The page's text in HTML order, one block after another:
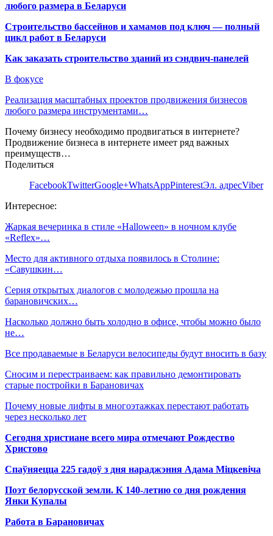
любого размера в Беларуси
Строительство бассейнов и хамамов под ключ — полный
цикл работ в Беларуси
Как заказать строительство зданий из сэндвич-панелей
В фокусе
Реализация масштабных проектов продвижения бизнесов
любого размера инструментами…
Почему бизнесу необходимо продвигаться в интернете?
Продвижение бизнеса в интернете имеет ряд важных
преимуществ…
Поделиться
FacebookTwitterGoogle+WhatsAppPinterestЭл. адресViber
Интересное:
Жаркая вечеринка в стиле «Halloween» в ночном клубе
«Reflex»…
Место для активного отдыха появилось в Столине:
«Савушкин…
Серия открытых диалогов с молодежью прошла на
барановичских…
Насколько должно быть холодно в офисе, чтобы можно было
не…
Все продаваемые в Беларуси велосипеды будут вносить в базу
Сносим и перестраиваем: как правильно демонтировать
старые постройки в Барановичах
Почему новые лифты в многоэтажках перестают работать
через несколько лет
Сегодня христиане всего мира отмечают Рождество
Христово
Спаўняецца 225 гадоў з дня нараджэння Адама Міцкевіча
Поэт белорусской земли. К 140-летию со дня рождения
Янки Купалы
Работа в Барановичах